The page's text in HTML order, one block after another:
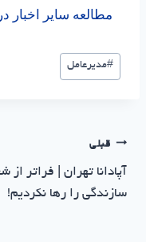
مطالعه سایر اخبار
#مدیرعامل
قبلی
آپادانا تهران | فراتر از
سازندگی را رها نکردیم!